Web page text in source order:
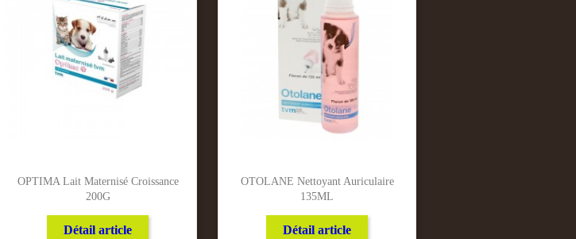
OPTIMA Lait Maternisé Croissance
200G
Détail article
OTOLANE Nettoyant Auriculaire
135ML
Détail article